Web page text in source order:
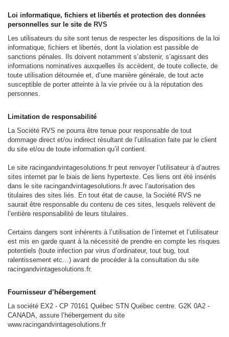
Loi informatique, fichiers et libertés et protection des données
personnelles sur le site de RVS
Les utilisateurs du site sont tenus de respecter les dispositions de la loi
informatique, fichiers et libertés, dont la violation est passible de
sanctions pénales. Ils doivent notamment s’abstenir, s’agissant des
informations nominatives auxquelles ils accèdent, de toute collecte, de
toute utilisation détournée et, d’une manière générale, de tout acte
susceptible de porter atteinte à la vie privée ou à la réputation des
personnes.
Limitation de responsabilité
La Société RVS ne pourra être tenue pour responsable de tout
dommage direct et/ou indirect résultant de l’utilisation faite par le client
du site et/ou de toute information qu’il contient.
Le site racingandvintagesolutions.fr peut renvoyer l’utilisateur à d’autres
sites internet par le biais de liens hypertexte. Ces liens ont été insérés
dans le site racingandvintagesolutions.fr avec l’autorisation des
titulaires des sites liés. En tout état de cause, la Société RVS ne
saurait être responsable du contenu de ces sites, lesquels relèvent de
l’entière responsabilité de leurs titulaires.
Certains dangers sont inhérents à l’utilisation de l’internet et l’utilisateur
est mis en garde quant à la nécessité de prendre en compte les risques
potentiels (toute infection par virus d’ordinateur, tout bug, tout
ralentissement etc…) avant de procéder à la consultation du site
racingandvintagesolutions.fr.
Fournisseur d’hébergement
La société EX2 - CP 70161 Québec STN Québec centre. G2K 0A2 -
CANADA, assure l’hébergement du site
www.racingandvintagesolutions.fr